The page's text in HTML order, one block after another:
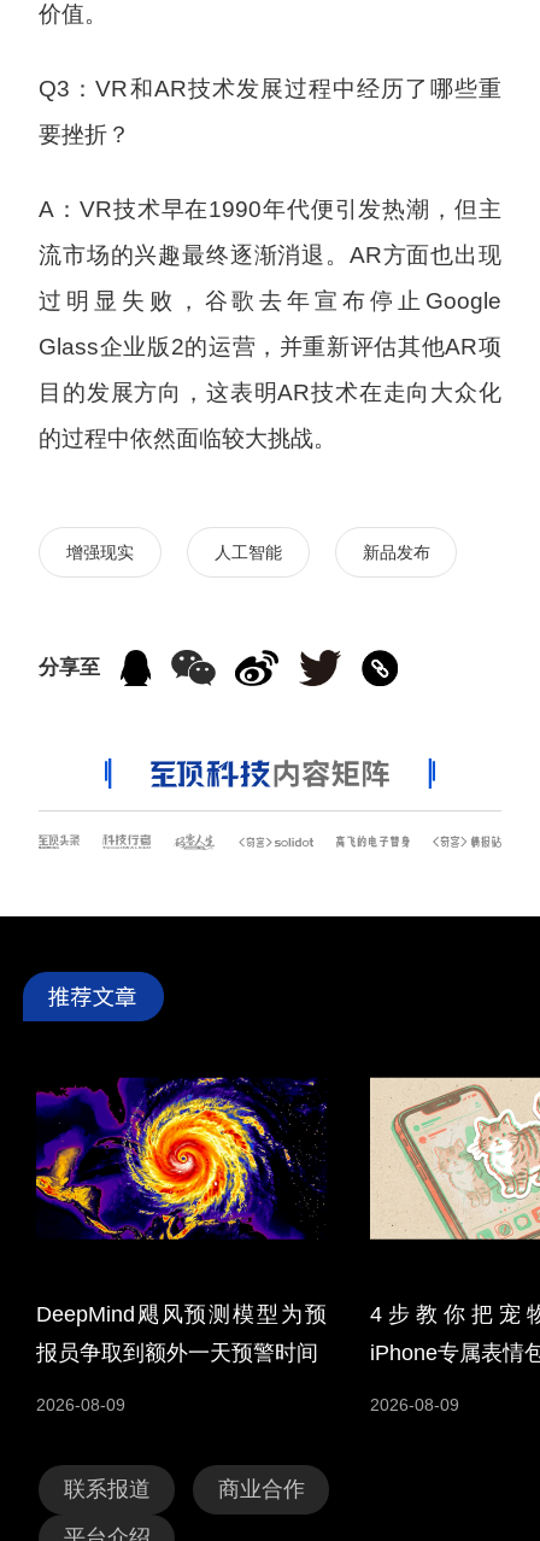
价值。
Q3：VR和AR技术发展过程中经历了哪些重
要挫折？
A：VR技术早在1990年代便引发热潮，但主
流市场的兴趣最终逐渐消退。AR方面也出现
过明显失败，谷歌去年宣布停止Google
Glass企业版2的运营，并重新评估其他AR项
目的发展方向，这表明AR技术在走向大众化
的过程中依然面临较大挑战。
增强现实 人工智能 新品发布
分享至
DeepMind飓风预测模型为预
报员争取到额外一天预警时间
2026-08-09
4步教你把宠
iPhone专属表情
2026-08-09
联系报道 商业合作